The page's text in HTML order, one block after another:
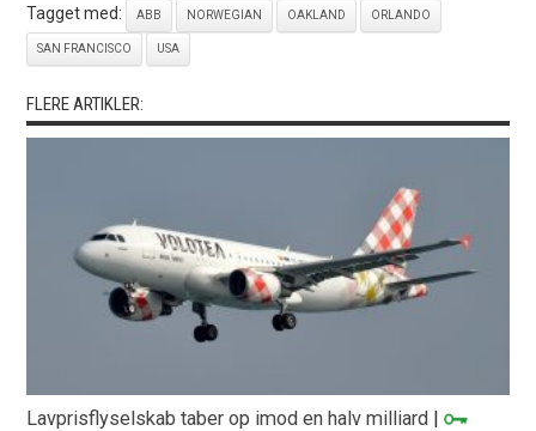
Tagget med: ABB NORWEGIAN OAKLAND ORLANDO
SAN FRANCISCO USA
FLERE ARTIKLER:
Lavprisflyselskab taber op imod en halv milliard |